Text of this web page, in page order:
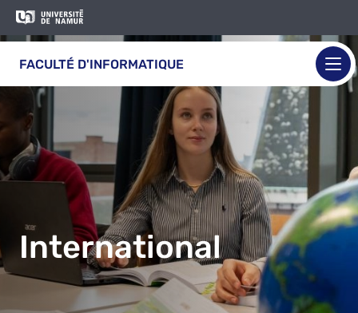
Aller au contenu principal
FACULTÉ D'INFORMATIQUE
Aller
principal
Image
International